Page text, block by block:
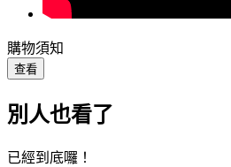
購物須知
查看
別人也看了
已經到底囉！